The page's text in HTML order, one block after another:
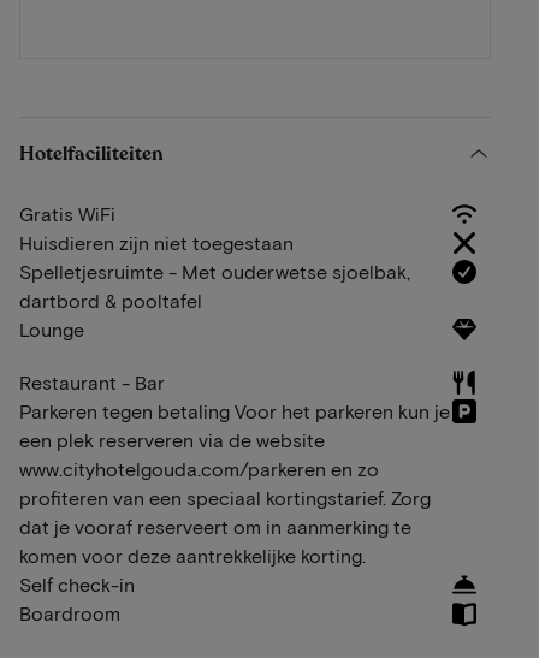
Hotelfaciliteiten
Gratis WiFi
Huisdieren zijn niet toegestaan
Spelletjesruimte - Met ouderwetse sjoelbak,
dartbord & pooltafel
Lounge
Restaurant - Bar
Parkeren tegen betaling Voor het parkeren kun je
een plek reserveren via de website
www.cityhotelgouda.com/parkeren en zo
profiteren van een speciaal kortingstarief. Zorg
dat je vooraf reserveert om in aanmerking te
komen voor deze aantrekkelijke korting.
Self check-in
Boardroom